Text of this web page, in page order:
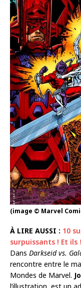
(image © Marvel
À LIRE AUSSI : 10
surpuissants ! Et ils
Dans Darkseid vs.
rencontre entre le
Mondes de Marvel.